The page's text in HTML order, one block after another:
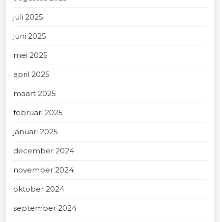
juli 2025
juni 2025
mei 2025
april 2025
maart 2025
februari 2025
januari 2025
december 2024
november 2024
oktober 2024
september 2024